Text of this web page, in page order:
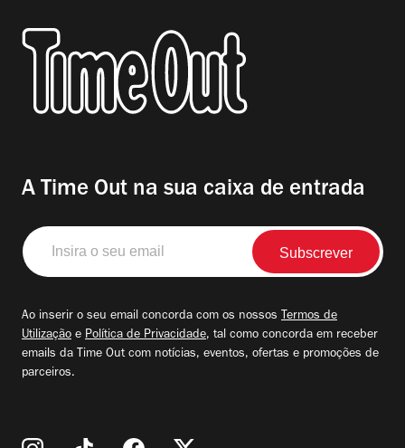
A Time Out na sua caixa de entrada
Insira
o
seu
Ao inserir o seu email concorda com os nossos Termos de
Utilização e Política de Privacidade, tal como concorda em receber
emails da Time Out com notícias, eventos, ofertas e promoções de
parceiros.